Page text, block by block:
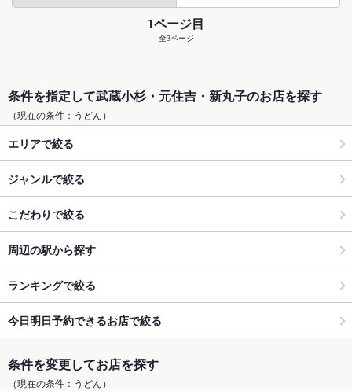
1ページ目
全3ページ
条件を指定して武蔵小杉・元住吉・新丸子のお店を探す
（現在の条件：うどん）
エリアで絞る
ジャンルで絞る
こだわりで絞る
周辺の駅から探す
ランキングで絞る
今日明日予約できるお店で絞る
条件を変更してお店を探す
（現在の条件：うどん）